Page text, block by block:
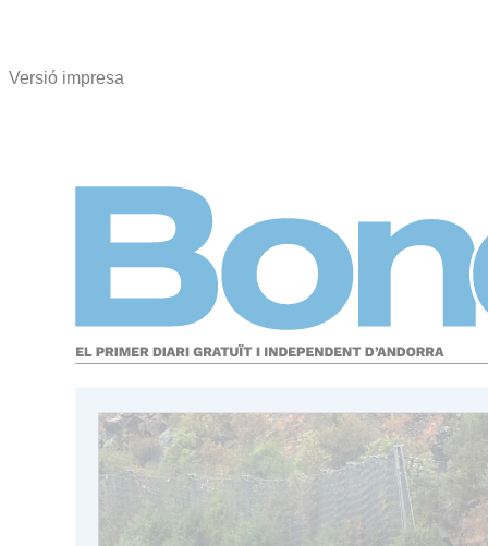
Versió impresa